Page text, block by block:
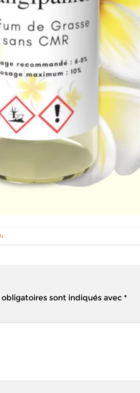
.
obligatoires sont indiqués avec *